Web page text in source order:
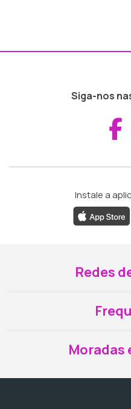
Siga-nos
Instale a
Redes
Moradas